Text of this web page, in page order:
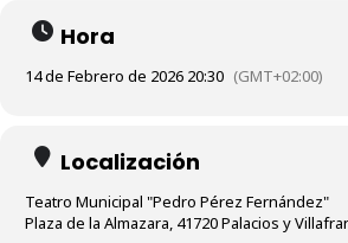
AYUNTAMIENTO DE LOS
VILLAFRANCA.
Hora
14 de Febrero de 2026 20:30 (GMT+02:00)
Localización
Teatro Municipal "Pedro Pérez Fernández"
Plaza de la Almazara, 41720 Palacios y